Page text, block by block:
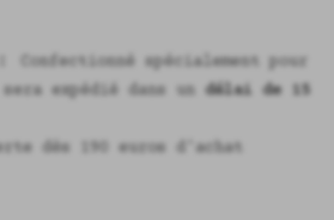
Confectionné spécialement pour
expédié dans un délai de 15
dès 190 euros d'achat